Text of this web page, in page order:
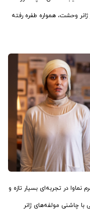
ژانر وحشت، همواره طفره رفته
نماوا در تجربه‌ای بسیار تازه و
با چاشنی مولفه‌های ژانر